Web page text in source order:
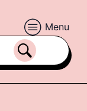
Menu